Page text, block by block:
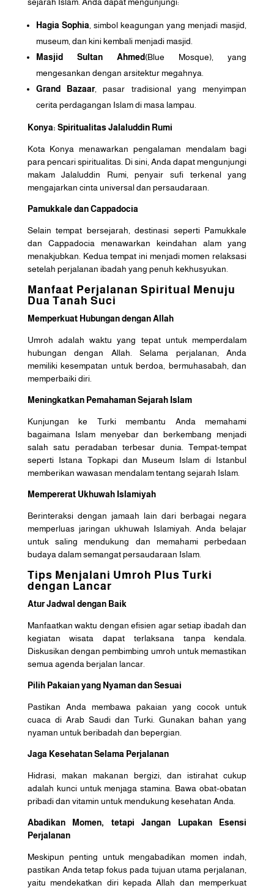
Hagia Sophia , simbol keagungan yang menjadi masjid,
museum, dan kini kembali menjadi masjid.
Masjid Sultan Ahmed(Blue Mosque), yang
mengesankan dengan arsitektur megahnya.
Grand Bazaar, pasar tradisional yang menyimpan
cerita perdagangan Islam di masa lampau.
Konya: Spiritualitas Jalaluddin Rumi
Kota Konya menawarkan pengalaman mendalam bagi
para pencari spiritualitas. Di sini, Anda dapat mengunjungi
makam Jalaluddin Rumi, penyair sufi terkenal yang
mengajarkan cinta universal dan persaudaraan.
Pamukkale dan Cappadocia
Selain tempat bersejarah, destinasi seperti Pamukkale
dan Cappadocia menawarkan keindahan alam yang
menakjubkan. Kedua tempat ini menjadi momen relaksasi
setelah perjalanan ibadah yang penuh kekhusyukan.
Manfaat Perjalanan Spiritual Menuju
Dua Tanah Suci
Memperkuat Hubungan dengan Allah
Umroh adalah waktu yang tepat untuk memperdalam
hubungan dengan Allah. Selama perjalanan, Anda
memiliki kesempatan untuk berdoa, bermuhasabah, dan
memperbaiki diri.
Meningkatkan Pemahaman Sejarah Islam
Kunjungan ke Turki membantu Anda memahami
bagaimana Islam menyebar dan berkembang menjadi
salah satu peradaban terbesar dunia. Tempat-tempat
seperti Istana Topkapi dan Museum Islam di Istanbul
memberikan wawasan mendalam tentang sejarah Islam.
Mempererat Ukhuwah Islamiyah
Berinteraksi dengan jamaah lain dari berbagai negara
memperluas jaringan ukhuwah Islamiyah. Anda belajar
untuk saling mendukung dan memahami perbedaan
budaya dalam semangat persaudaraan Islam.
Tips Menjalani Umroh Plus Turki
dengan Lancar
Atur Jadwal dengan Baik
Manfaatkan waktu dengan efisien agar setiap ibadah dan
kegiatan wisata dapat terlaksana tanpa kendala.
Diskusikan dengan pembimbing umroh untuk memastikan
semua agenda berjalan lancar.
Pilih Pakaian yang Nyaman dan Sesuai
Pastikan Anda membawa pakaian yang cocok untuk
cuaca di Arab Saudi dan Turki. Gunakan bahan yang
nyaman untuk beribadah dan bepergian.
Jaga Kesehatan Selama Perjalanan
Hidrasi, makan makanan bergizi, dan istirahat cukup
adalah kunci untuk menjaga stamina. Bawa obat-obatan
pribadi dan vitamin untuk mendukung kesehatan Anda.
Abadikan Momen, tetapi Jangan Lupakan Esensi
Perjalanan
Meskipun penting untuk mengabadikan momen indah,
pastikan Anda tetap fokus pada tujuan utama perjalanan,
yaitu mendekatkan diri kepada Allah dan memperkuat